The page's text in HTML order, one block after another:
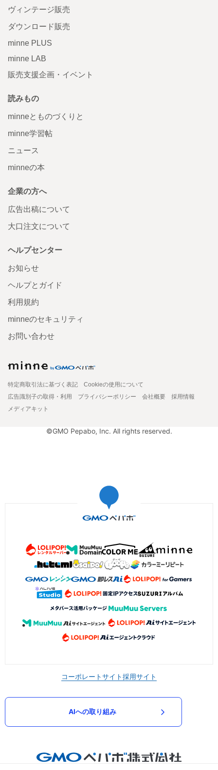
ヴィンテージ販売
ダウンロード販売
minne PLUS
minne LAB
販売支援企画・イベント
読みもの
minneとものづくりと
minne学習帖
ニュース
minneの本
企業の方へ
広告出稿について
大口注文について
ヘルプセンター
お知らせ
ヘルプとガイド
利用規約
minneのセキュリティ
お問い合わせ
特定商取引法に基づく表記
Cookieの使用について
広告識別子の取得・利用
プライバシーポリシー 会社概要
採用情報
メディアキット
©GMO Pepabo, Inc. All rights reserved.
コーポレートサイト採用サイト
AIへの取り組み